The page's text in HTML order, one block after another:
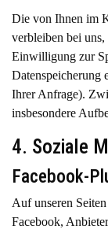
Die von Ihnen im
verbleiben bei
Einwilligung zur
Datenspeicherung
Ihrer Anfrage).
insbesondere
4. Soziale
Facebook-
Auf unseren
Facebook,